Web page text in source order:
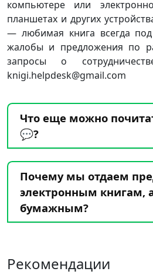
компьютере или
планшетах и других
— любимая книга всегда
жалобы и предложения по
запросы о
knigi.helpdesk@gmail.com
Что еще можно
💬?
Почему мы отдаем
электронным книгам,
бумажным?
Рекомендации